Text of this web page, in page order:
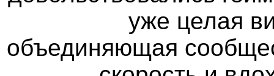
уже целая
объединяющая